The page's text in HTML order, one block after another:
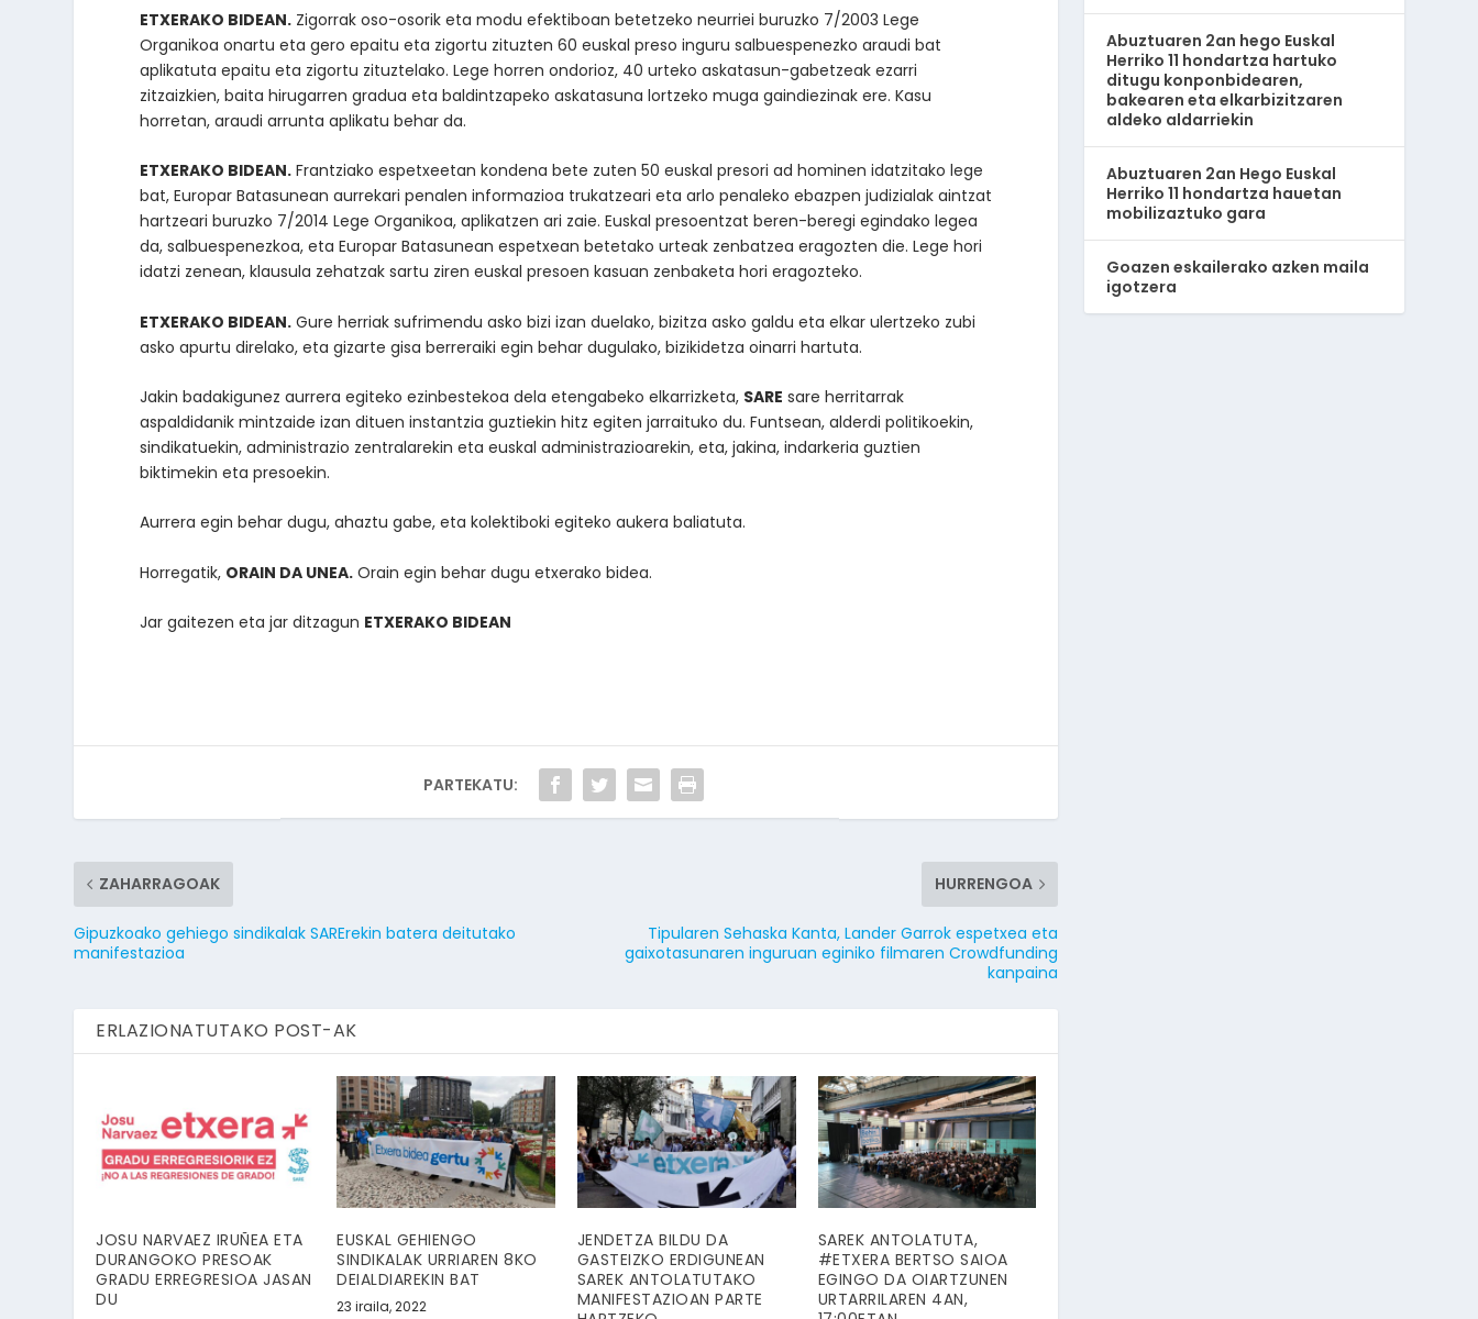
ETXERAKO BIDEAN. Zigorrak oso-osorik eta modu efektiboan betetzeko neurriei buruzko 7/2003 Lege
Organikoa onartu eta gero epaitu eta zigortu zituzten 60 euskal preso inguru salbuespenezko araudi bat
aplikatuta epaitu eta zigortu zituztelako. Lege horren ondorioz, 40 urteko askatasun-gabetzeak ezarri
zitzaizkien, baita hirugarren gradua eta baldintzapeko askatasuna lortzeko muga gaindiezinak ere. Kasu
horretan, araudi arrunta aplikatu behar da.
ETXERAKO BIDEAN. Frantziako espetxeetan kondena bete zuten 50 euskal presori ad hominen idatzitako lege
bat, Europar Batasunean aurrekari penalen informazioa trukatzeari eta arlo penaleko ebazpen judizialak aintzat
hartzeari buruzko 7/2014 Lege Organikoa, aplikatzen ari zaie. Euskal presoentzat beren-beregi egindako legea
da, salbuespenezkoa, eta Europar Batasunean espetxean betetako urteak zenbatzea eragozten die. Lege hori
idatzi zenean, klausula zehatzak sartu ziren euskal presoen kasuan zenbaketa hori eragozteko.
ETXERAKO BIDEAN. Gure herriak sufrimendu asko bizi izan duelako, bizitza asko galdu eta elkar ulertzeko zubi
asko apurtu direlako, eta gizarte gisa berreraiki egin behar dugulako, bizikidetza oinarri hartuta.
Jakin badakigunez aurrera egiteko ezinbestekoa dela etengabeko elkarrizketa, SARE sare herritarrak
aspaldidanik mintzaide izan dituen instantzia guztiekin hitz egiten jarraituko du. Funtsean, alderdi politikoekin,
sindikatuekin, administrazio zentralarekin eta euskal administrazioarekin, eta, jakina, indarkeria guztien
biktimekin eta presoekin.
Aurrera egin behar dugu, ahaztu gabe, eta kolektiboki egiteko aukera baliatuta.
Horregatik, ORAIN DA UNEA. Orain egin behar dugu etxerako bidea.
Jar gaitezen eta jar ditzagun ETXERAKO BIDEAN
PARTEKATU:
ZAHARRAGOAK
Gipuzkoako gehiego sindikalak SARErekin batera deitutako
manifestazioa
HURRENGOA
Tipularen Sehaska Kanta, Lander Garrok espetxea eta
gaixotasunaren inguruan eginiko filmaren Crowdfunding
kanpaina
ERLAZIONATUTAKO POST-AK
JOSU NARVAEZ IRUÑEA ETA
DURANGOKO PRESOAK
GRADU ERREGRESIOA JASAN
DU
EUSKAL GEHIENGO
SINDIKALAK URRIAREN 8KO
DEIALDIAREKIN BAT
23 iraila, 2022
JENDETZA BILDU DA
GASTEIZKO ERDIGUNEAN
SAREK ANTOLATUTAKO
MANIFESTAZIOAN PARTE
SAREK ANTOLATUTA,
#ETXERA BERTSO SAIOA
EGINGO DA OIARTZUNEN
URTARRILAREN 4AN,
Abuztuaren 2an hego Euskal
Herriko 11 hondartza hartuko
ditugu konponbidearen,
bakearen eta elkarbizitzaren
aldeko aldarriekin
Abuztuaren 2an Hego Euskal
Herriko 11 hondartza hauetan
mobilizaztuko gara
Goazen eskailerako azken maila
igotzera